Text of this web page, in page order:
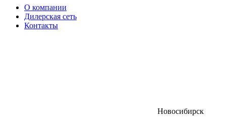
О компании
Дилерская сеть
Контакты
Новосибирск